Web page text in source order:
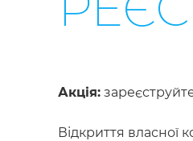
Акція:
Відкриття власної